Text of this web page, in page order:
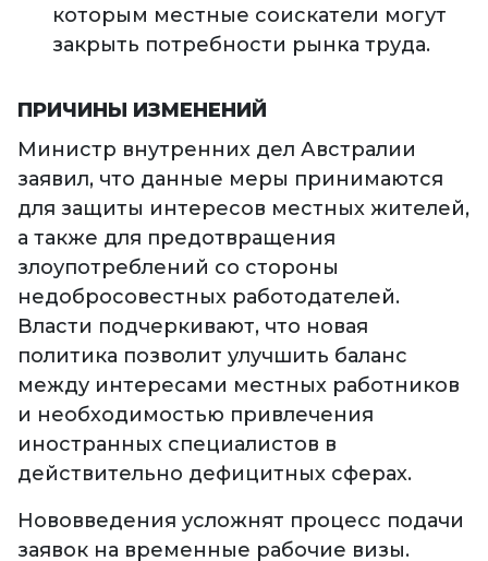
которым местные соискатели могут
закрыть потребности рынка труда.
ПРИЧИНЫ ИЗМЕНЕНИЙ
Министр внутренних дел Австралии
заявил, что данные меры принимаются
для защиты интересов местных жителей,
а также для предотвращения
злоупотреблений со стороны
недобросовестных работодателей.
Власти подчеркивают, что новая
политика позволит улучшить баланс
между интересами местных работников
и необходимостью привлечения
иностранных специалистов в
действительно дефицитных сферах.
Нововведения усложнят процесс подачи
заявок на временные рабочие визы.